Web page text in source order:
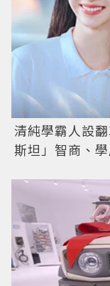
清純學霸人設
斯坦」智商、